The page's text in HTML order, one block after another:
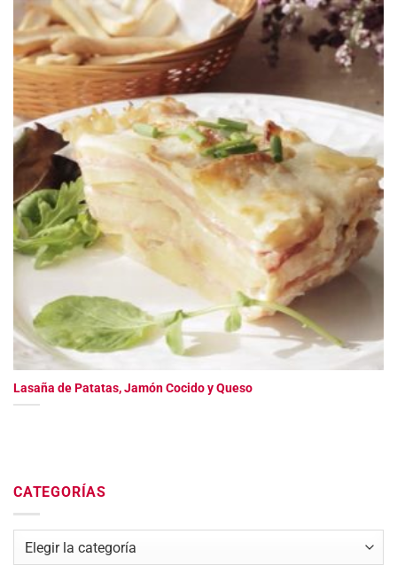
Lasaña de Patatas, Jamón Cocido y Queso
CATEGORÍAS
Categorías